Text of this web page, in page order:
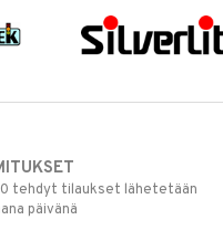
tehdyt tilaukset lähetetään
päivänä